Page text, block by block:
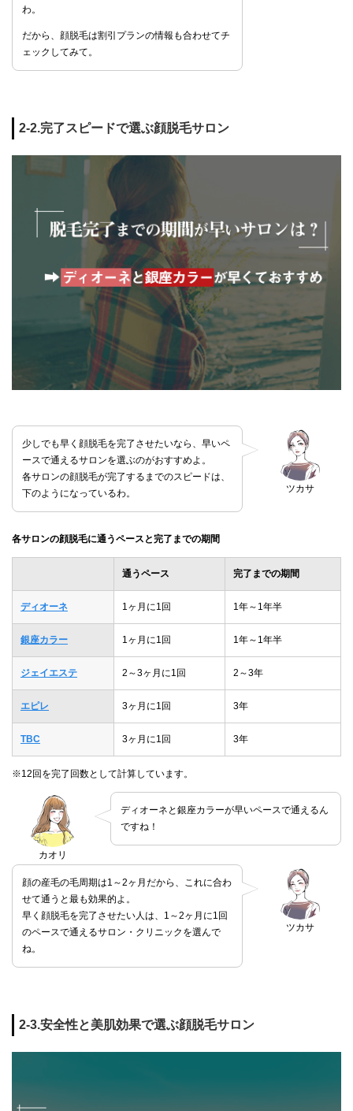
わ。
だから、顔脱毛は割引プランの情報も合わせてチ
ェックしてみて。
2-2.完了スピードで選ぶ顔脱毛サロン
ツカサ
少しでも早く顔脱毛を完了させたいなら、早いペ
ースで通えるサロンを選ぶのがおすすめよ。
各サロンの顔脱毛が完了するまでのスピードは、
下のようになっているわ。
各サロンの顔脱毛に通うペースと完了までの期間
通うペース 完了までの期間
ディオーネ 1ヶ月に1回 1年～1年半
銀座カラー 1ヶ月に1回 1年～1年半
ジェイエステ 2～3ヶ月に1回 2～3年
エピレ 3ヶ月に1回 3年
TBC 3ヶ月に1回 3年
※12回を完了回数として計算しています。
カオリ
ディオーネと銀座カラーが早いペースで通えるん
ですね！
ツカサ
顔の産毛の毛周期は1～2ヶ月だから、これに合わ
せて通うと最も効果的よ。
早く顔脱毛を完了させたい人は、1～2ヶ月に1回
のペースで通えるサロン・クリニックを選んで
ね。
2-3.安全性と美肌効果で選ぶ顔脱毛サロン